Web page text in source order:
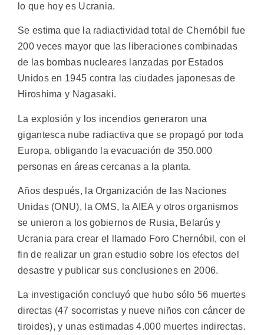
lo que hoy es Ucrania.
Se estima que la radiactividad total de Chernóbil fue
200 veces mayor que las liberaciones combinadas
de las bombas nucleares lanzadas por Estados
Unidos en 1945 contra las ciudades japonesas de
Hiroshima y Nagasaki.
La explosión y los incendios generaron una
gigantesca nube radiactiva que se propagó por toda
Europa, obligando la evacuación de 350.000
personas en áreas cercanas a la planta.
Años después, la Organización de las Naciones
Unidas (ONU), la OMS, la AIEA y otros organismos
se unieron a los gobiernos de Rusia, Belarús y
Ucrania para crear el llamado Foro Chernóbil, con el
fin de realizar un gran estudio sobre los efectos del
desastre y publicar sus conclusiones en 2006.
La investigación concluyó que hubo sólo 56 muertes
directas (47 socorristas y nueve niños con cáncer de
tiroides), y unas estimadas 4.000 muertes indirectas.